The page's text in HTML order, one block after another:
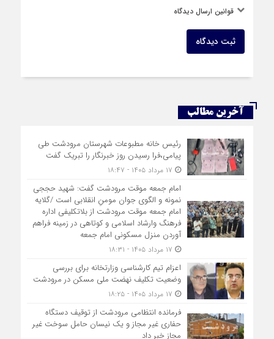
قوانین ارسال دیدگاه
ثبت دیدگاه
آخرین مطالب
رئیس خانه مطبوعات شهرستان مرودشت طی
پیامی،فرا رسیدن روز خبرنگار را تبریک گفت
امام جمعه موقت مرودشت گفت: شهید حججی
نمونه و الگوی جوان مومنِ انقلابی است /گلایه
امام جمعه موقت مرودشت از بلاتکلیفی اداره
فرهنگ وارشاد اسلامی و کوتاهی در زمینه فراهم
آوردن منزل مسکونی امام جمعه
اعزام تیم کارشناسی وزارتخانه برای بررسی
وضعیت تکلیف نهضت ملی مسکن در مرودشت
فرمانده انتظامی مرودشت از توقیف دستگاه
حفاری غیر مجاز و یک نیسان حامل سوخت غیر
مجاز خبر داد